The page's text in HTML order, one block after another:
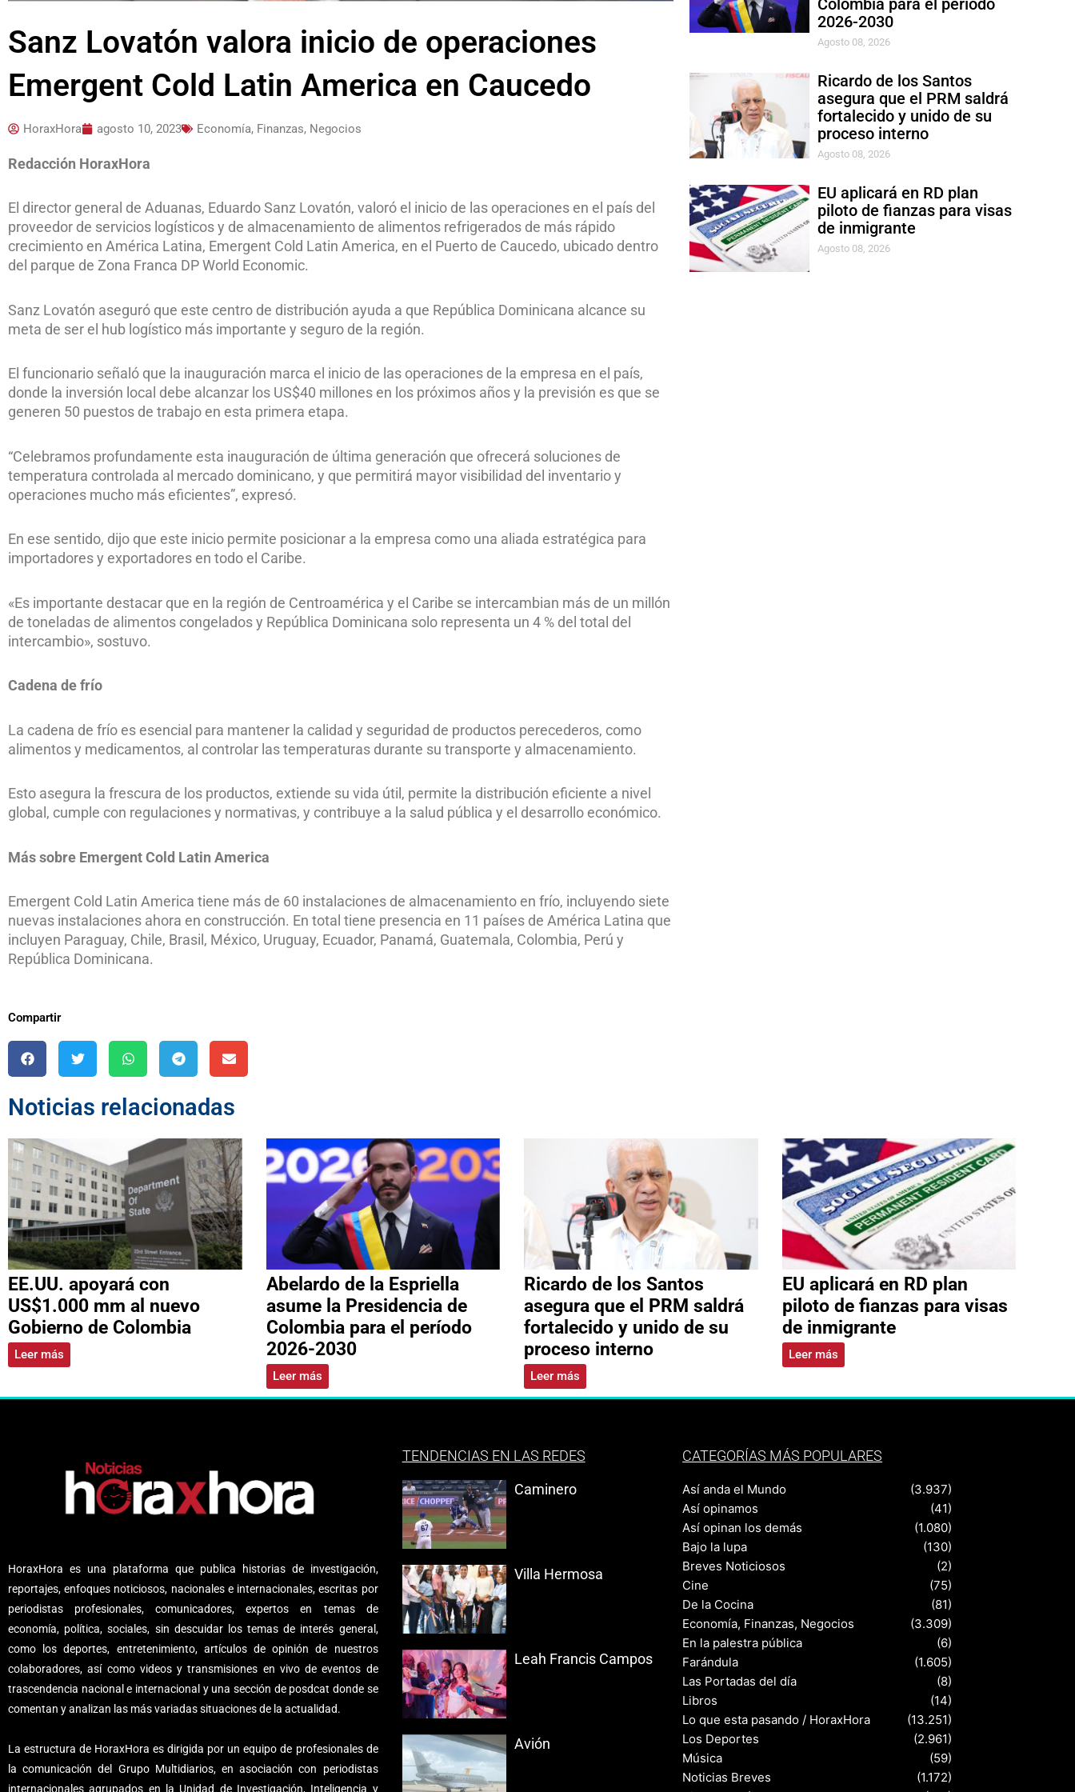
Sanz Lovatón valora inicio de operaciones
Emergent Cold Latin America en Caucedo
HoraxHora agosto 10, 2023 Economía, Finanzas, Negocios
Redacción HoraxHora
El director general de Aduanas, Eduardo Sanz Lovatón, valoró el inicio de las operaciones en el país del
proveedor de servicios logísticos y de almacenamiento de alimentos refrigerados de más rápido
crecimiento en América Latina, Emergent Cold Latin America, en el Puerto de Caucedo, ubicado dentro
del parque de Zona Franca DP World Economic.
Sanz Lovatón aseguró que este centro de distribución ayuda a que República Dominicana alcance su
meta de ser el hub logístico más importante y seguro de la región.
El funcionario señaló que la inauguración marca el inicio de las operaciones de la empresa en el país,
donde la inversión local debe alcanzar los US$40 millones en los próximos años y la previsión es que se
generen 50 puestos de trabajo en esta primera etapa.
“Celebramos profundamente esta inauguración de última generación que ofrecerá soluciones de
temperatura controlada al mercado dominicano, y que permitirá mayor visibilidad del inventario y
operaciones mucho más eficientes”, expresó.
En ese sentido, dijo que este inicio permite posicionar a la empresa como una aliada estratégica para
importadores y exportadores en todo el Caribe.
«Es importante destacar que en la región de Centroamérica y el Caribe se intercambian más de un millón
de toneladas de alimentos congelados y República Dominicana solo representa un 4 % del total del
intercambio», sostuvo.
Cadena de frío
La cadena de frío es esencial para mantener la calidad y seguridad de productos perecederos, como
alimentos y medicamentos, al controlar las temperaturas durante su transporte y almacenamiento.
Esto asegura la frescura de los productos, extiende su vida útil, permite la distribución eficiente a nivel
global, cumple con regulaciones y normativas, y contribuye a la salud pública y el desarrollo económico.
Más sobre Emergent Cold Latin America
Emergent Cold Latin America tiene más de 60 instalaciones de almacenamiento en frío, incluyendo siete
nuevas instalaciones ahora en construcción. En total tiene presencia en 11 países de América Latina que
incluyen Paraguay, Chile, Brasil, México, Uruguay, Ecuador, Panamá, Guatemala, Colombia, Perú y
República Dominicana.
Compartir
Colombia para el período
2026-2030
Agosto 08, 2026
Ricardo de los Santos
asegura que el PRM saldrá
fortalecido y unido de su
proceso interno
Agosto 08, 2026
EU aplicará en RD plan
piloto de fianzas para visas
de inmigrante
Agosto 08, 2026
Noticias relacionadas
EE.UU. apoyará con
US$1.000 mm al nuevo
Gobierno de Colombia
Leer más
Abelardo de la Espriella
asume la Presidencia de
Colombia para el período
2026-2030
Leer más
Ricardo de los Santos
asegura que el PRM saldrá
fortalecido y unido de su
proceso interno
Leer más
EU aplicará en RD plan
piloto de fianzas para visas
de inmigrante
Leer más
HoraxHora es una plataforma que publica historias de investigación,
reportajes, enfoques noticiosos, nacionales e internacionales, escritas por
periodistas profesionales, comunicadores, expertos en temas de
economía, política, sociales, sin descuidar los temas de interés general,
como los deportes, entretenimiento, artículos de opinión de nuestros
colaboradores, así como videos y transmisiones en vivo de eventos de
trascendencia nacional e internacional y una sección de posdcat donde se
comentan y analizan las más variadas situaciones de la actualidad.
La estructura de HoraxHora es dirigida por un equipo de profesionales de
la comunicación del Grupo Multidiarios, en asociación con periodistas
internacionales agrupados en la Unidad de Investigación, Inteligencia y
TENDENCIAS EN LAS REDES
Caminero
Villa Hermosa
Leah Francis Campos
Avión
CATEGORÍAS MÁS POPULARES
Así anda el Mundo
(3.937)
Así opinamos
(41)
Así opinan los demás
(1.080)
Bajo la lupa
(130)
Breves Noticiosos
(2)
Cine
(75)
De la Cocina
(81)
Economía, Finanzas, Negocios
(3.309)
En la palestra pública
(6)
Farándula
(1.605)
Las Portadas del día
(8)
Libros
(14)
Lo que esta pasando / HoraxHora
(13.251)
Los Deportes
(2.961)
Música
(59)
Noticias Breves
(1.172)